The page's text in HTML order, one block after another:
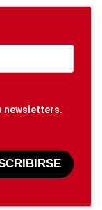
newsletters.